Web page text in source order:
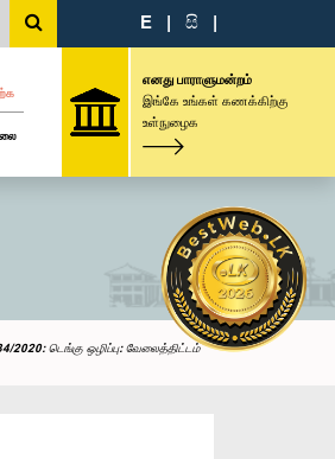
E | සි |
எனது பாராளுமன்றம்
இங்கே உங்கள் கணக்கிற்கு
உள்நுழைக
2020: டெங்கு ஒழிப்பு: வேலைத்திட்டம்